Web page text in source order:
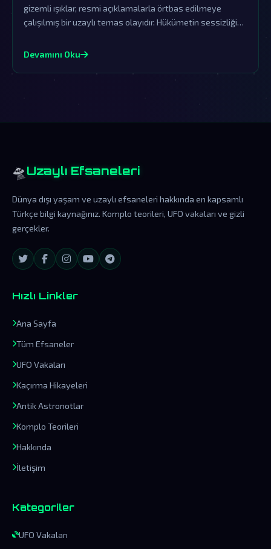
gizemli ışıklar, resmi açıklamalarla örtbas edilmeye
çalışılmış bir uzaylı temas olayıdır. Hükümetin sessizliği
kanıtı olduğuna dair şüpheleri derinleştiriyor.
Devamını Oku
🛸 Uzaylı Efsaneleri
Dünya dışı yaşam ve uzaylı efsaneleri hakkında en kapsamlı
Türkçe bilgi kaynağınız. Komplo teorileri, UFO vakaları ve gizli
gerçekler.
Hızlı Linkler
Ana Sayfa
Tüm Efsaneler
UFO Vakaları
Kaçırma Hikayeleri
Antik Astronotlar
Komplo Teorileri
Hakkında
İletişim
Kategoriler
UFO Vakaları